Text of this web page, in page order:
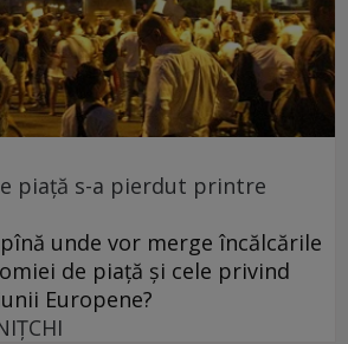
piață s-a pierdut printre
unde vor merge încălcările
de piață și cele privind
Europene?